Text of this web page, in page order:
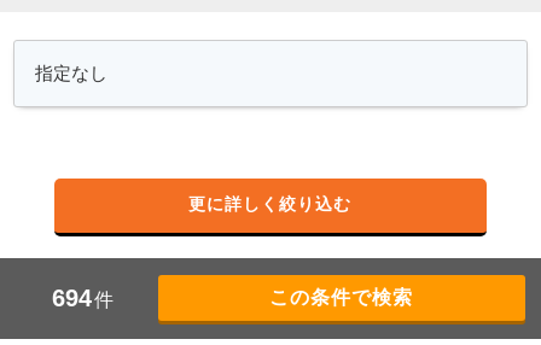
更に詳しく絞り込む
694件